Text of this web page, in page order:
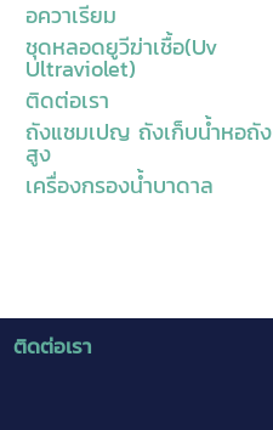
อควาเรียม
ชุดหลอดยูวีฆ่าเชื้อ(Uv
Ultraviolet)
ติดต่อเรา
ถังแชมเปญ ถังเก็บน้ำหอถัง
สูง
เครื่องกรองน้ำบาดาล
ติดต่อเรา